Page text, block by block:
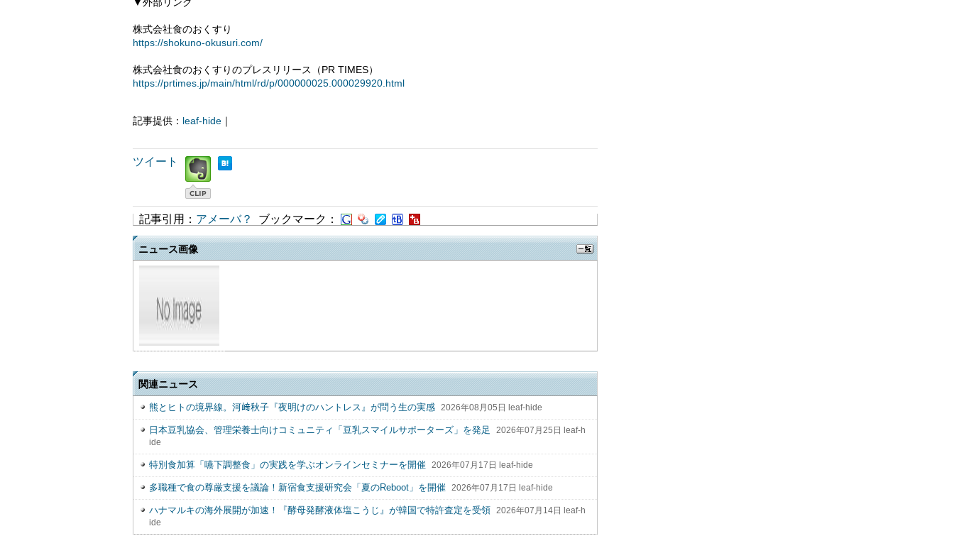
▼外部リンク
株式会社食のおくすり
https://shokuno-okusuri.com/
株式会社食のおくすりのプレスリリース（PR TIMES）
https://prtimes.jp/main/html/rd/p/000000025.000029920.html
記事提供： leaf-hide ｜
ツイート
記事引用： アメーバ？ ブックマーク：
ニュース画像
関連ニュース
熊とヒトの境界線。河﨑秋子『夜明けのハントレス』が問う生の実感 2026年08月05日 leaf-hide
日本豆乳協会、管理栄養士向けコミュニティ「豆乳スマイルサポーターズ」を発足
2026年07月25日 leaf-h
ide
特別食加算「嚥下調整食」の実践を学ぶオンラインセミナーを開催 2026年07月17日 leaf-hide
多職種で食の尊厳支援を議論！新宿食支援研究会「夏のReboot」を開催 2026年07月17日 leaf-hide
ハナマルキの海外展開が加速！『酵母発酵液体塩こうじ』が韓国で特許査定を受領
2026年07月14日 leaf-h
ide